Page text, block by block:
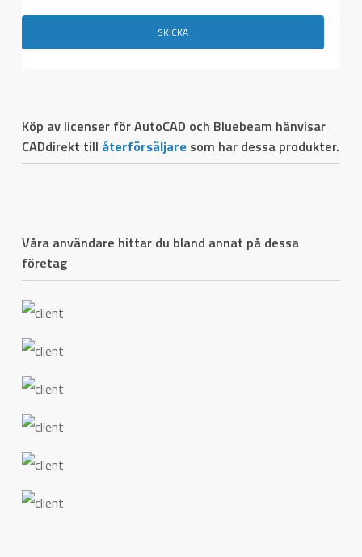
Köp av licenser för AutoCAD och Bluebeam hänvisar
CADdirekt till återförsäljare som har dessa produkter.
Våra användare hittar du bland annat på dessa
företag